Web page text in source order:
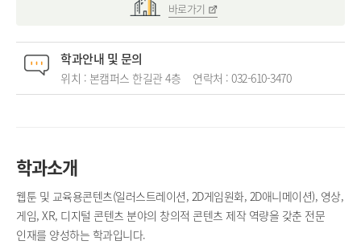
바로가기
학과안내 및 문의
위치 : 본캠퍼스 한길관 4층 연락처 : 032-610-3470
학과소개
웹툰 및 교육용콘텐츠(일러스트레이션, 2D게임원화, 2D애니메이션), 영상,
게임, XR, 디지털 콘텐츠 분야의 창의적 콘텐츠 제작 역량을 갖춘 전문
인재를 양성하는 학과입니다.